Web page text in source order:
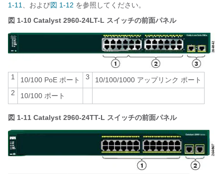
1-11
、および図 1-12 を参照してください。
図 1-10 Catalyst 2960-24LT-L スイッチの前面パネル
1 10/100 PoE ポート 3
10/100/1000 アップリンク ポート
2
10/100 ポート
図 1-11 Catalyst 2960-24TT-L スイッチの前面パネル